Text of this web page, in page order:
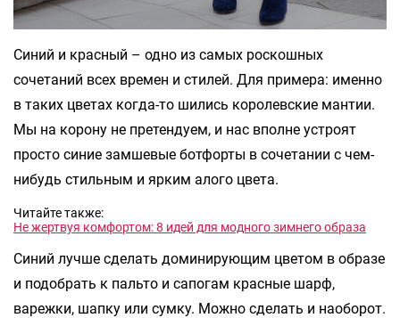
Синий и красный – одно из самых роскошных
сочетаний всех времен и стилей. Для примера: именно
в таких цветах когда-то шились королевские мантии.
Мы на корону не претендуем, и нас вполне устроят
просто синие замшевые ботфорты в сочетании с чем-
нибудь стильным и ярким алого цвета.
Читайте также:
Не жертвуя комфортом: 8 идей для модного зимнего образа
Синий лучше сделать доминирующим цветом в образе
и подобрать к пальто и сапогам красные шарф,
варежки, шапку или сумку. Можно сделать и наоборот.